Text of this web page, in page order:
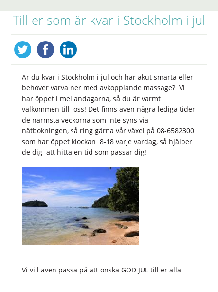
Till er som är kvar i Stockholm i jul
Är du kvar i Stockholm i jul och har akut smärta eller
behöver varva ner med avkopplande massage? Vi
har öppet i mellandagarna, så du är varmt
välkommen till oss! Det finns även några lediga tider
de närmsta veckorna som inte syns via
nätbokningen, så ring gärna vår växel på 08-6582300
som har öppet klockan 8-18 varje vardag, så hjälper
de dig att hitta en tid som passar dig!
Vi vill även passa på att önska GOD JUL till er alla!